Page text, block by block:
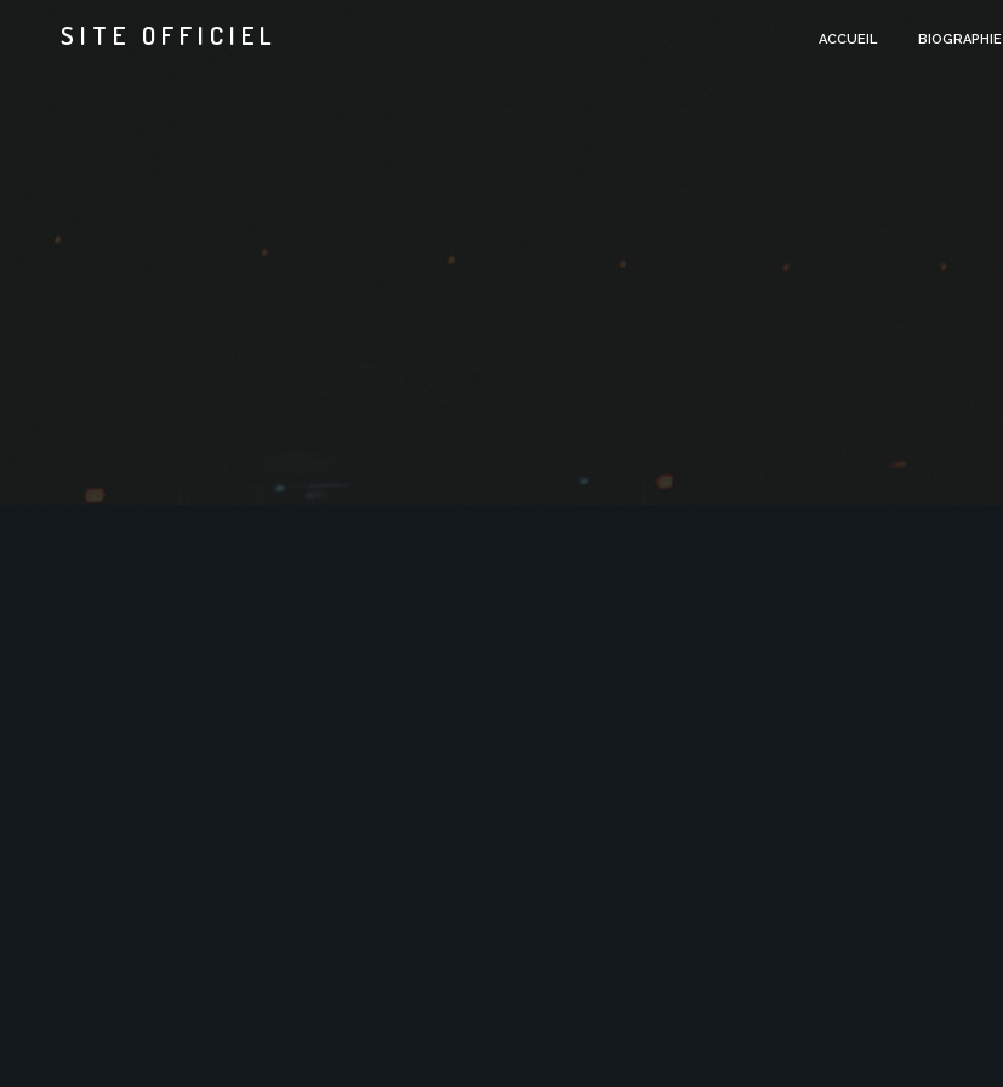
SITE OFFICIEL ACCUEIL BIOGRAPHIE